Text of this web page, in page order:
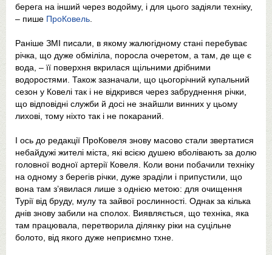
берега на інший через водойму, і для цього задіяли техніку,
– пише ПроКовель
Раніше ЗМІ писали, в якому жалюгідному стані перебуває
річка, що дуже обміліла, поросла очеретом, а там, де ще є
вода, – її поверхня вкрилася щільними дрібними
водоростями. Також зазначали, що цьогорічний купальний
сезон у Ковелі так і не відкрився через забруднення річки,
що відповідні служби й досі не знайшли винних у цьому
лихові, тому ніхто так і не покараний.
І ось до редакції ПроКовеля знову масово стали звертатися
небайдужі жителі міста, які всією душею вболівають за долю
головної водної артерії Ковеля. Коли вони побачили техніку
на одному з берегів річки, дуже зраділи і припустили, що
вона там з’явилася лише з однією метою: для очищення
Турії від бруду, мулу та зайвої рослинності. Однак за кілька
днів знову забили на сполох. Виявляється, що техніка, яка
там працювала, перетворила ділянку ріки на суцільне
болото, від якого дуже неприємно тхне.